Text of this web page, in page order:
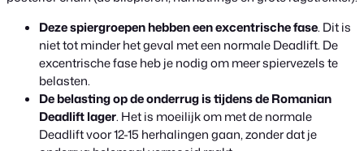
Deze spiergroepen hebben een excentrische fase. Dit is
niet tot minder het geval met een normale Deadlift. De
excentrische fase heb je nodig om meer spiervezels te
belasten.
De belasting op de onderrug is tijdens de Romanian
Deadlift lager. Het is moeilijk om met de normale
Deadlift voor 12-15 herhalingen gaan, zonder dat je